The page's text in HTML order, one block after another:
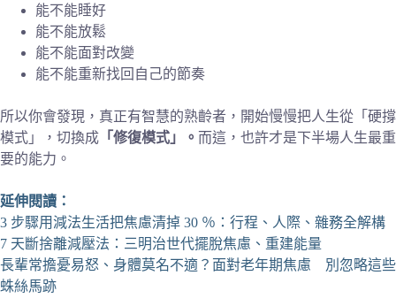
能不能睡好
能不能放鬆
能不能面對改變
能不能重新找回自己的節奏
所以你會發現，真正有智慧的熟齡者，開始慢慢把人生從「硬撐
模式」，切換成 「修復模式」。 而這，也許才是下半場人生最重
要的能力。
延伸閱讀：
3 步驟用減法生活把焦慮清掉 30 ％：行程、人際、雜務全解構
7 天斷捨離減壓法：三明治世代擺脫焦慮、重建能量
長輩常擔憂易怒、身體莫名不適？面對老年期焦慮 別忽略這些
蛛絲馬跡